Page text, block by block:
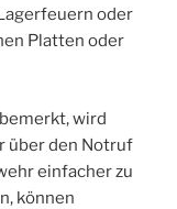
oder
Platten oder
wird
über den Notruf
einfacher zu
können